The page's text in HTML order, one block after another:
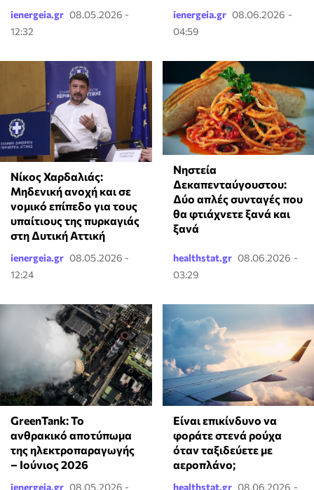
ienergeia.gr 08.05.2026 -
12:32
ienergeia.gr 08.06.2026 -
04:59
Νίκος Χαρδαλιάς:
Μηδενική ανοχή και σε
νομικό επίπεδο για τους
υπαίτιους της πυρκαγιάς
στη Δυτική Αττική
ienergeia.gr 08.05.2026 -
12:24
Νηστεία
Δεκαπενταύγουστου:
Δύο απλές συνταγές που
θα φτιάχνετε ξανά και
ξανά
healthstat.gr 08.06.2026 -
03:29
GreenTank: Το
ανθρακικό αποτύπωμα
της ηλεκτροπαραγωγής
– Ιούνιος 2026
ienergeia.gr 08.05.2026 -
⁠Είναι επικίνδυνο να
φοράτε στενά ρούχα
όταν ταξιδεύετε με
αεροπλάνο;
healthstat.gr 08.06.2026 -